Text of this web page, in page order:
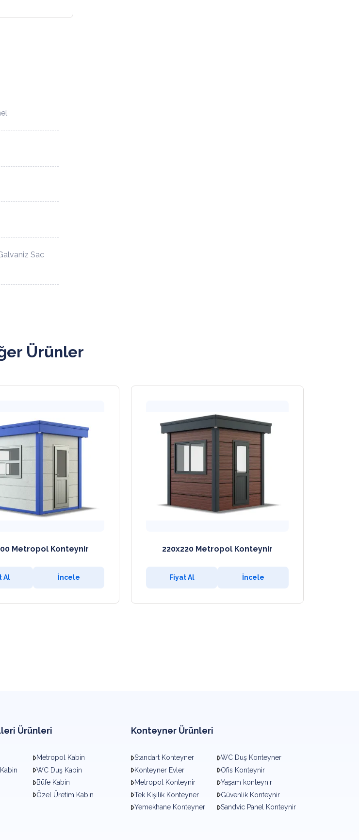
Sac
Ürünler
Metropol Konteynir
Al İncele
220x220 Metropol Konteynir
Fiyat Al İncele
Ürünleri
Metropol Kabin
WC Duş Kabin
Büfe Kabin
Özel Üretim Kabin
Konteyner Ürünleri
Standart Konteyner
WC Duş Konteyner
Konteyner Evler
Ofis Konteynir
Metropol Konteynir
Yaşam konteynir
Tek Kişilik Konteyner
Güvenlik Konteynir
Yemekhane Konteyner
Sandvic Panel Konteynir